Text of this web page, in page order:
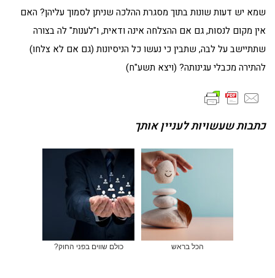
שמא יש דעות שונות בתוך מסגרת ההלכה שניתן לסמוך עליהן? האם
אין מקום לנסות, גם אם ההצלחה אינה ודאית, ו"לענות" לה בצורה
שתתיישב על לבה, שתבין כי נעשו כל הניסיונות (גם אם לא צלחו)
להתירה מכבלי עגינותה? (ויצא תשע"ח)
כתבות שעשויות לעניין אותך
הכל בראש כולם שווים בפני החוק?